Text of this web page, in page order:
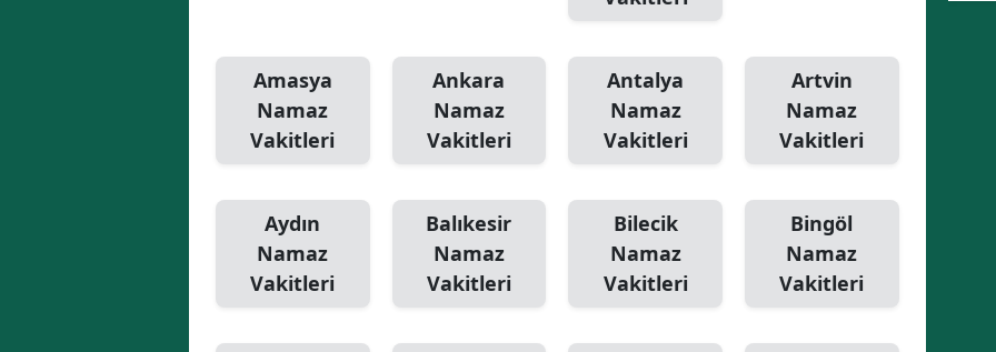
Amasya
Namaz
Vakitleri
Ankara
Namaz
Vakitleri
Antalya
Namaz
Vakitleri
Artvin
Namaz
Vakitleri
Aydın
Namaz
Vakitleri
Balıkesir
Namaz
Vakitleri
Bilecik
Namaz
Vakitleri
Bingöl
Namaz
Vakitleri